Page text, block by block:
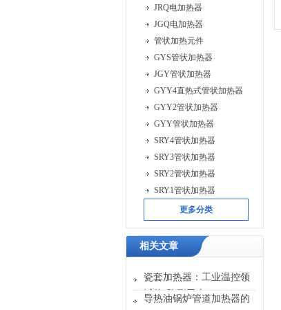
JRQ电加热器
JGQ电加热器
管状加热元件
GYS管状加热器
JGY管状加热器
GYY4直热式管状加热器
GYY2管状加热器
GYY管状加热器
SRY4管状加热器
SRY3管状加热器
SRY2管状加热器
SRY1管状加热器
更多分类
相关文章
瓷套加热器：工业温控领
域的“隐形卫士”
导热油锅炉管道加热器的